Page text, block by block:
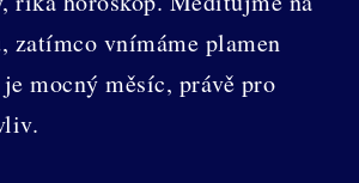
zatímco vnímáme plamen
mocný měsíc, právě pro